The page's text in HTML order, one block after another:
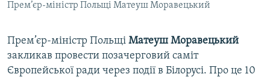
ІНФОГРАФІКА
ДОЛУЧАЙСЯ!
Усі сайти RFE/RL
Прем’єр-міністр Польщі Матеуш Моравецький
Прем’єр-міністр Польщі Матеуш Моравецький
закликав провести позачерговий саміт
Європейської ради через події в Білорусі. Про це 10